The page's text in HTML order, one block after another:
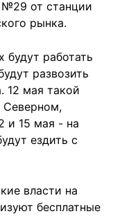
от станции
рынка.
будут работать
развозить
12 мая такой
Северном,
и 15 мая - на
ездить с
власти на
бесплатные